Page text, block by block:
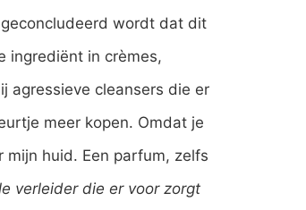
wordt dat dit
ingrediënt in crèmes,
agressieve cleansers die er
meer kopen. Omdat je
huid. Een parfum, zelfs
verleider die er voor zorgt